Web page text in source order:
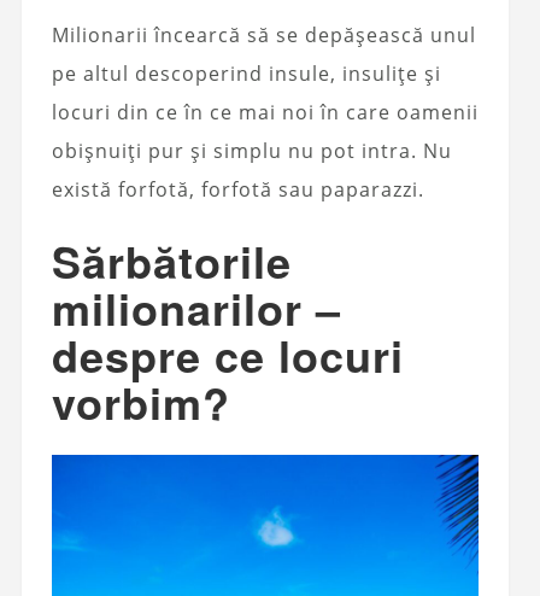
Milionarii încearcă să se depășească unul
pe altul descoperind insule, insulițe și
locuri din ce în ce mai noi în care oamenii
obișnuiți pur și simplu nu pot intra. Nu
există forfotă, forfotă sau paparazzi.
Sărbătorile
milionarilor –
despre ce locuri
vorbim?